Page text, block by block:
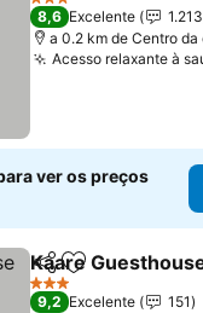
3 Estrelas
8,6 Excelente
1.213
a 0.2 km de Centro da
Acesso relaxante à
ver os preços
PartilharAdicionar aos
Kaare
3 Estrelas
9,2 Excelente
151